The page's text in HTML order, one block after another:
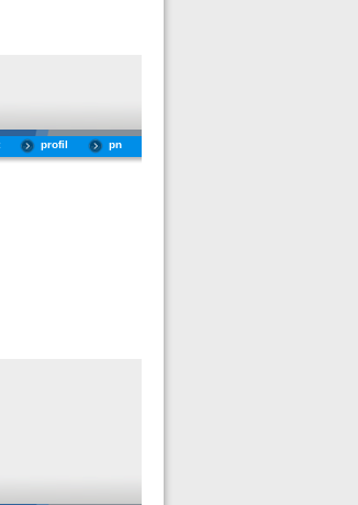
pn
profil